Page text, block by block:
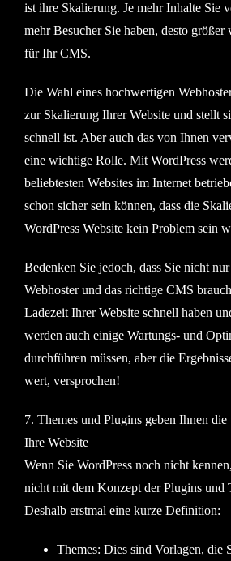
ist ihre Skalierung. Je mehr Inhalte Sie
mehr Besucher Sie haben, desto
für Ihr CMS.
Die Wahl eines hochwertigen
zur Skalierung Ihrer Website und stellt
schnell ist. Aber auch das von Ihnen
eine wichtige Rolle. Mit WordPress
beliebtesten Websites im Internet
schon sicher sein können, dass die
WordPress Website kein Problem sein
Bedenken Sie jedoch, dass Sie nicht
Webhoster und das richtige CMS
Ladezeit Ihrer Website schnell haben
werden auch einige Wartungs- und
durchführen müssen, aber die
wert, versprochen!
7. Themes und Plugins geben Ihnen
Ihre Website
Wenn Sie WordPress noch nicht
nicht mit dem Konzept der Plugins und
Deshalb erstmal eine kurze Definition:
Themes: Dies sind Vorlagen, die